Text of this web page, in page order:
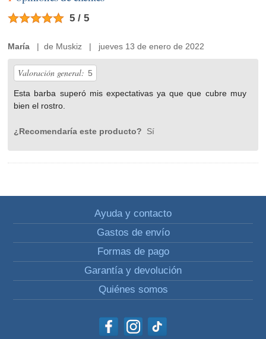
5 / 5
María | de Muskiz | jueves 13 de enero de 2022
Valoración general: 5
Esta barba superó mis expectativas ya que que cubre muy
bien el rostro.
¿Recomendaría este producto? Sí
Ayuda y contacto
Gastos de envío
Formas de pago
Garantía y devolución
Quiénes somos